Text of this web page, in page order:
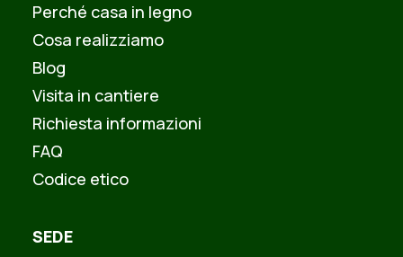
Perché casa in legno
Cosa realizziamo
Blog
Visita in cantiere
Richiesta informazioni
FAQ
Codice etico
SEDE